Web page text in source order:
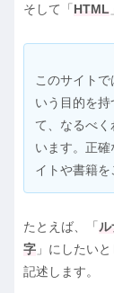
そして「 HTML
このサイト
いう目的を
て、なるべ
います。正
イトや書籍を
たとえば、「 ル
字 」にしたい
記述します。